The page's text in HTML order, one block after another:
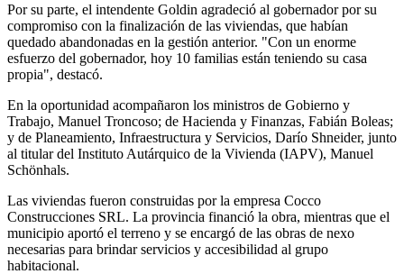
Por su parte, el intendente Goldin agradeció al gobernador por su
compromiso con la finalización de las viviendas, que habían
quedado abandonadas en la gestión anterior. "Con un enorme
esfuerzo del gobernador, hoy 10 familias están teniendo su casa
propia", destacó.
En la oportunidad acompañaron los ministros de Gobierno y
Trabajo, Manuel Troncoso; de Hacienda y Finanzas, Fabián Boleas;
y de Planeamiento, Infraestructura y Servicios, Darío Shneider, junto
al titular del Instituto Autárquico de la Vivienda (IAPV), Manuel
Schönhals.
Las viviendas fueron construidas por la empresa Cocco
Construcciones SRL. La provincia financió la obra, mientras que el
municipio aportó el terreno y se encargó de las obras de nexo
necesarias para brindar servicios y accesibilidad al grupo
habitacional.